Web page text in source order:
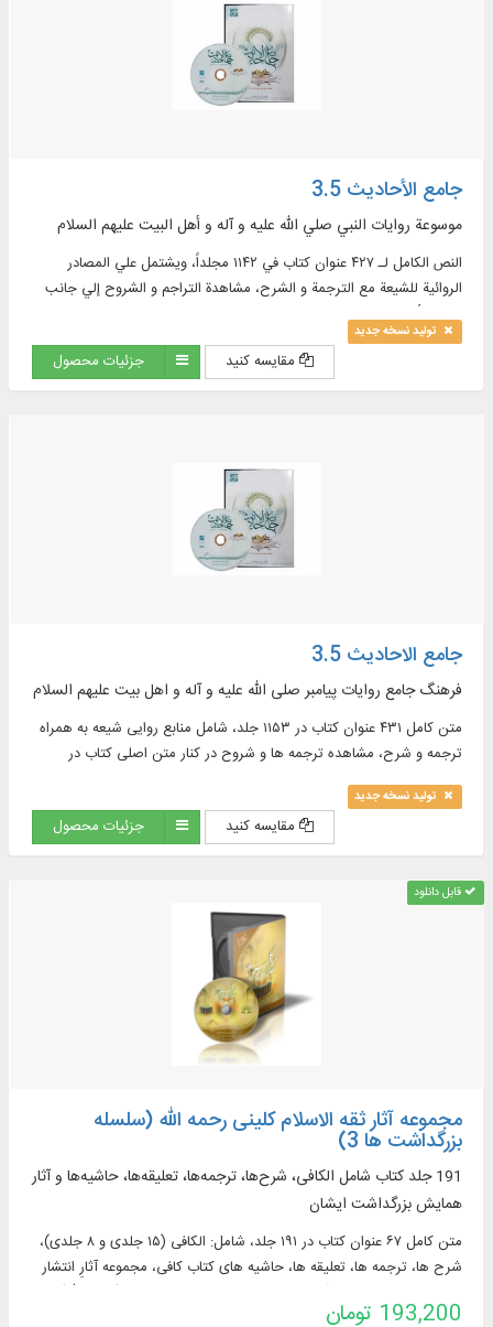
جامع الأحاديث 3.5
موسوعة روايات النبي صلي الله عليه و آله و أهل البيت عليهم السلام
النص الكامل لـ ۴۲۷ عنوان كتاب في ۱۱۴۲ مجلداً، ويشتمل علي المصادر
الروائية للشيعة مع الترجمة و الشرح، مشاهدة التراجم و الشروح إلي جانب
النص الأصلي للكتاب، البحث عن طريق جذور الكلمات، البحث المبسط و
المتطور في نصوص البرنامج، تبسيط محيط البحث (عرض البحث المتزامن و
التركيبي، الأنموذج و الجذور)، الوصول إلي تفسير الآيات في مجال الأحاديث
المعروضة، عرض معلومات قيمة حول الكتب، والمؤلفين، ومعرفة نسخ
ومعاجم اللغة باللغتين العربية و الفارسية في ۶۲ مجلداً بقابليات البحث
تولید نسخه جدید
مقایسه کنید جزئیات محصول
جامع الاحادیث 3.5
فرهنگ جامع روایات پیامبر صلی الله علیه و آله و اهل بیت علیهم السلام
متن کامل ۴۳۱ عنوان کتاب در ۱۱۵۳ جلد، شامل منابع روایی شیعه به همراه
ترجمه و شرح، مشاهده ترجمه ها و شروح در کنار متن اصلی کتاب در
موضوعات : اخلاق، ادعیه، تاریخ، تفسیر و ...
تولید نسخه جدید
مقایسه کنید جزئیات محصول
قابل دانلود
مجموعه آثار ثقه الاسلام کلینی رحمه الله (سلسله
بزرگداشت ها 3)
191 جلد کتاب شامل الکافی، شرح‌ها، ترجمه‌ها، تعلیقه‌ها، حاشیه‌ها و آثار
همایش بزرگداشت ایشان
متن كامل ۶۷ عنوان كتاب در ۱۹۱ جلد، شامل: الكافی (۱۵ جلدی و ۸ جلدی)،
شرح‌ ها، ترجمه‌ ها، تعلیقه‌ ها، حاشیه‌ های كتاب كافی، مجموعه آثارِ انتشار
193,200 تومان